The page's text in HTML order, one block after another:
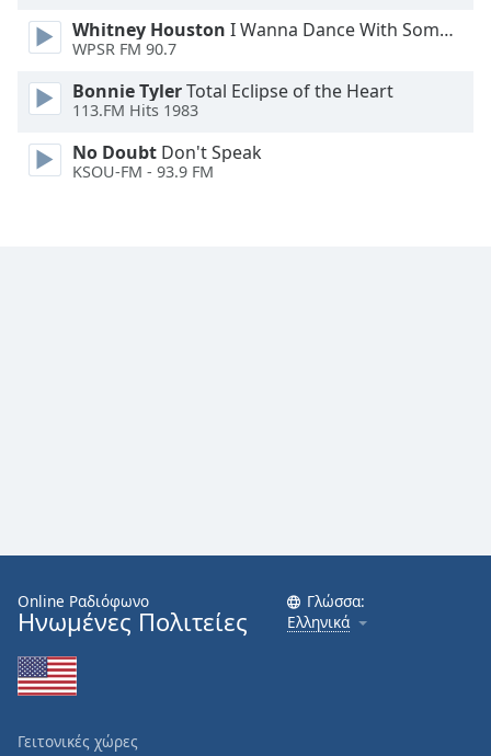
window.
Whitney Houston I Wanna Dance With Somebody
WPSR FM 90.7
Bonnie TylerTotal Eclipse of the Heart
113.FM Hits 1983
No Doubt Don't Speak
KSOU-FM - 93.9 FM
Online Ραδιόφωνο
Ηνωμένες Πολιτείες
Γλώσσα:
Ελληνικά
Γειτονικές χώρες